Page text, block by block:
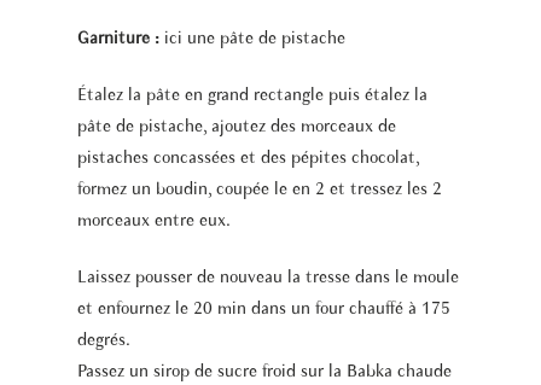
Garniture : ici une pâte de pistache
Étalez la pâte en grand rectangle puis étalez la
pâte de pistache, ajoutez des morceaux de
pistaches concassées et des pépites chocolat,
formez un boudin, coupée le en 2 et tressez les 2
morceaux entre eux.
Laissez pousser de nouveau la tresse dans le moule
et enfournez le 20 min dans un four chauffé à 175
degrés.
Passez un sirop de sucre froid sur la Babka chaude